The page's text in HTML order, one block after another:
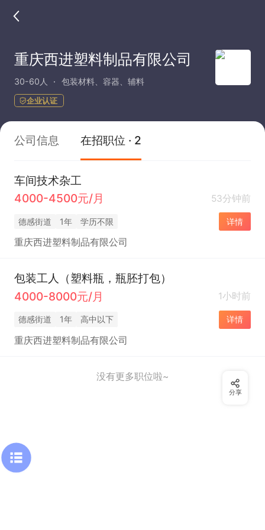
重庆西进塑料制品有限公司
30-60人 包装材料、容器、辅料
企业认证
公司信息 在招职位 · 2
车间技术杂工
4000-4500元/月
53分钟前
德感街道 1年 学历不限 详情
重庆西进塑料制品有限公司
包装工人（塑料瓶，瓶胚打包）
4000-8000元/月
1小时前
德感街道 1年 高中以下 详情
重庆西进塑料制品有限公司
没有更多职位啦~
分享